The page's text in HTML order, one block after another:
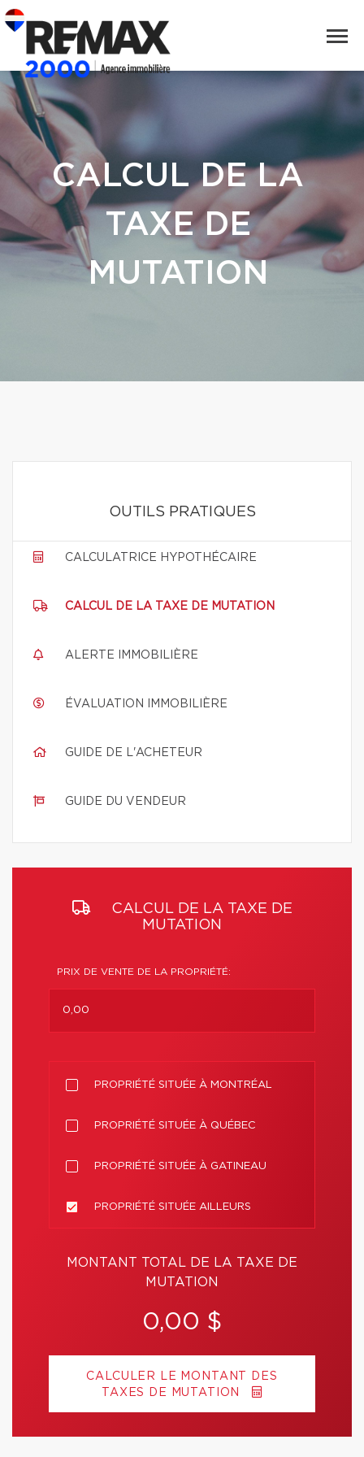
CALCUL DE LA
TAXE DE
MUTATION
OUTILS PRATIQUES
CALCULATRICE HYPOTHÉCAIRE
CALCUL DE LA TAXE DE MUTATION
ALERTE IMMOBILIÈRE
ÉVALUATION IMMOBILIÈRE
GUIDE DE L'ACHETEUR
GUIDE DU VENDEUR
CALCUL DE LA TAXE DE
MUTATION
PRIX DE VENTE DE LA PROPRIÉTÉ:
PROPRIÉTÉ SITUÉE À MONTRÉAL
PROPRIÉTÉ SITUÉE À QUÉBEC
PROPRIÉTÉ SITUÉE À GATINEAU
PROPRIÉTÉ SITUÉE AILLEURS
MONTANT TOTAL DE LA TAXE DE
MUTATION
0,00 $
CALCULER LE MONTANT DES
TAXES DE MUTATION